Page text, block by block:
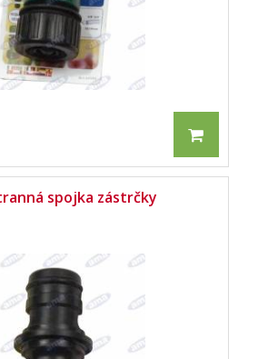
spojka zástrčky